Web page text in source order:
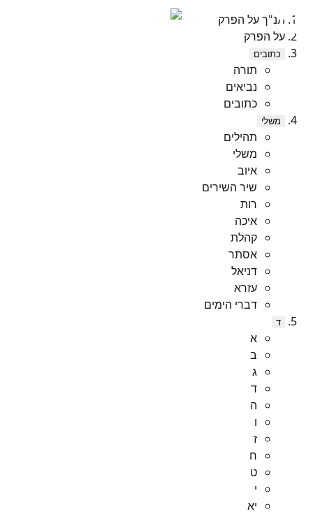
תנ"ך על הפרק
על הפרק
כתובים
תורה
נביאים
כתובים
משלי
תהילים
משלי
איוב
שיר השירים
רות
איכה
קהלת
אסתר
דניאל
עזרא
דברי הימים
ד
א
ב
ג
ד
ה
ו
ז
ח
ט
י
יא